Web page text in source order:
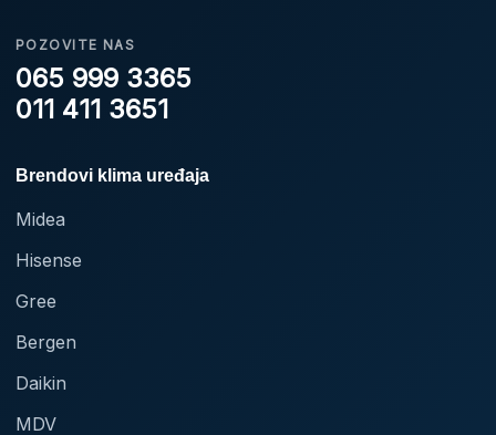
POZOVITE NAS
065 999 3365
011 411 3651
Brendovi klima uređaja
Midea
Hisense
Gree
Bergen
Daikin
MDV